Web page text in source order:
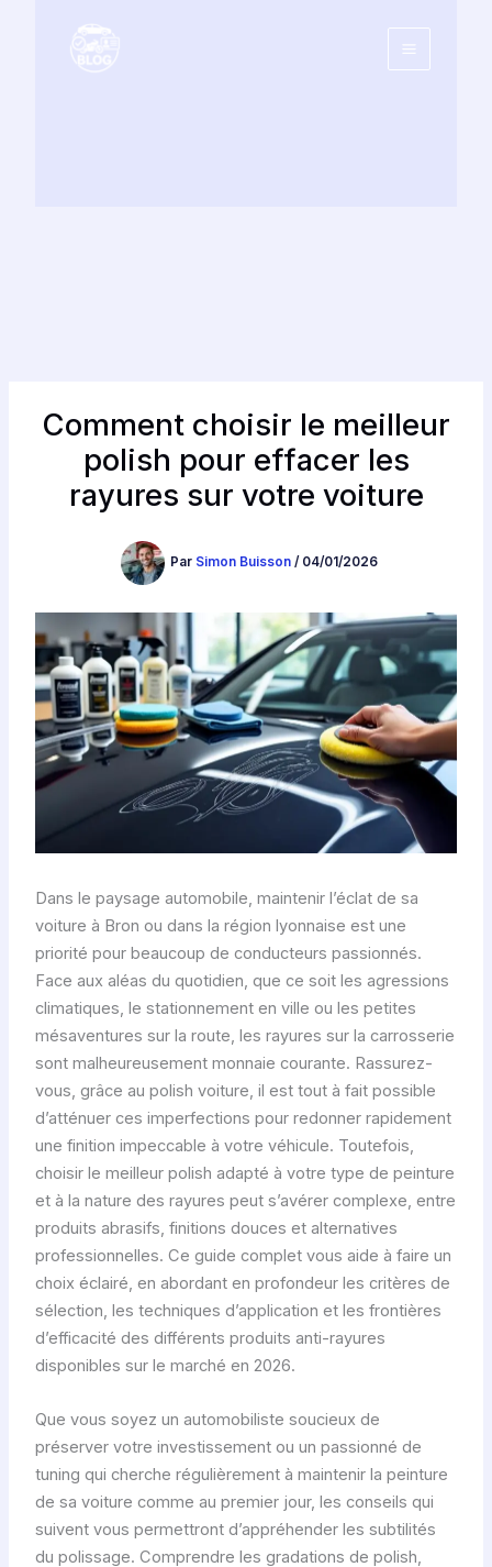
Comment choisir le meilleur
polish pour effacer les
rayures sur votre voiture
Par Simon Buisson / 04/01/2026
Dans le paysage automobile, maintenir l’éclat de sa
voiture à Bron ou dans la région lyonnaise est une
priorité pour beaucoup de conducteurs passionnés.
Face aux aléas du quotidien, que ce soit les agressions
climatiques, le stationnement en ville ou les petites
mésaventures sur la route, les rayures sur la carrosserie
sont malheureusement monnaie courante. Rassurez-
vous, grâce au polish voiture, il est tout à fait possible
d’atténuer ces imperfections pour redonner rapidement
une finition impeccable à votre véhicule. Toutefois,
choisir le meilleur polish adapté à votre type de peinture
et à la nature des rayures peut s’avérer complexe, entre
produits abrasifs, finitions douces et alternatives
professionnelles. Ce guide complet vous aide à faire un
choix éclairé, en abordant en profondeur les critères de
sélection, les techniques d’application et les frontières
d’efficacité des différents produits anti-rayures
disponibles sur le marché en 2026.
Que vous soyez un automobiliste soucieux de
préserver votre investissement ou un passionné de
tuning qui cherche régulièrement à maintenir la peinture
de sa voiture comme au premier jour, les conseils qui
suivent vous permettront d’appréhender les subtilités
du polissage. Comprendre les gradations de polish,